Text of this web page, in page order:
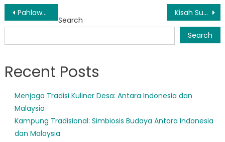
Post
navigation
Pahlawan Tanpa Tanda Jasa Mukomuko: Relawan Posko BPBD Kisah Sukses BPBD Kabupaten Mukomuko: Bagaimana Mereka Menyelamatkan Nyawa dan Melindungi Harta Benda
Search
Search
Recent Posts
Menjaga Tradisi Kuliner Desa: Antara Indonesia dan
Malaysia
Kampung Tradisional: Simbiosis Budaya Antara Indonesia
dan Malaysia